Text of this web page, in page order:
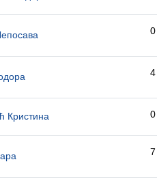
0
4
Кристина 0
7